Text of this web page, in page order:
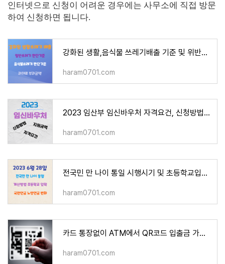
인터넷으로 신청이 어려운 경우에는 사무소에 직접 방문
하여 신청하면 됩니다.
강화된 생활,음식물 쓰레기배출 기준 및 위반시 과태료
haram0701.com
2023 임산부 임신바우처 자격요건, 신청방법 및 지원금액,할인상품,사용방법, 기간과 주의사항
haram0701.com
전국민 만 나이 통일 시행시기 및 초등학교입학 계산법
haram0701.com
카드 통장없이 ATM에서 QR코드 입출금 가능 시행시기
haram0701.com